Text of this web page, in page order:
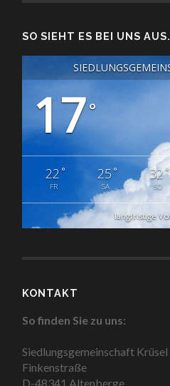
SO SIEHT ES BEI UNS
17°
22 °
FR
25°
SA
32°
SO
langfristige
KONTAKT
So finden Sie zu uns:
Siedlungsgemeinschaft Krüsel
Finkenstraße
D-48341 Altenberge